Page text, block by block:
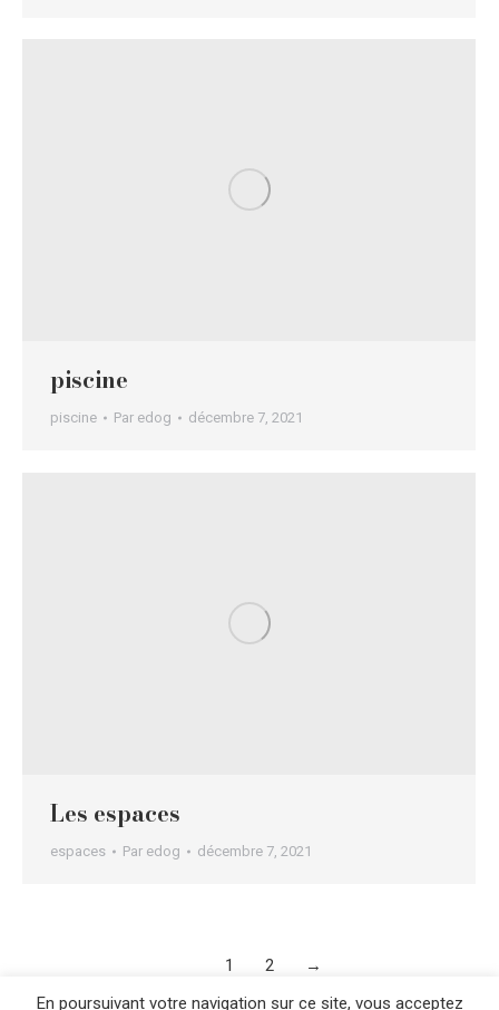
piscine
piscine Par edog décembre 7, 2021
Les espaces
espaces Par edog décembre 7, 2021
1 2
→
En poursuivant votre navigation sur ce site, vous acceptez